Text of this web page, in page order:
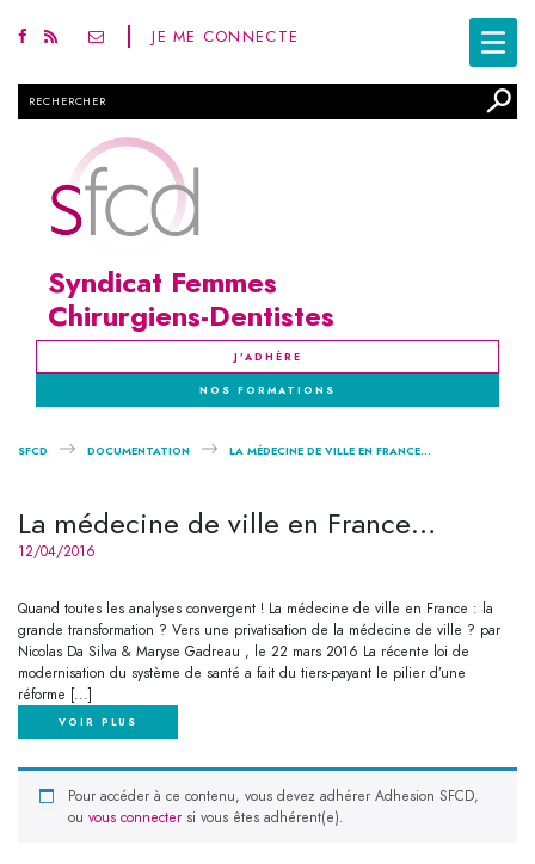
JE ME CONNECTE
Syndicat Femmes
Chirurgiens-Dentistes
J'ADHÈRE
NOS FORMATIONS
SFCD DOCUMENTATION LA MÉDECINE DE VILLE EN FRANCE...
La médecine de ville en France…
12/04/2016
Quand toutes les analyses convergent ! La médecine de ville en France : la
grande transformation ? Vers une privatisation de la médecine de ville ? par
Nicolas Da Silva & Maryse Gadreau , le 22 mars 2016 La récente loi de
modernisation du système de santé a fait du tiers-payant le pilier d’une
réforme [...]
VOIR PLUS
Pour accéder à ce contenu, vous devez adhérer
,
ou vous connecter si vous êtes adhérent(e).